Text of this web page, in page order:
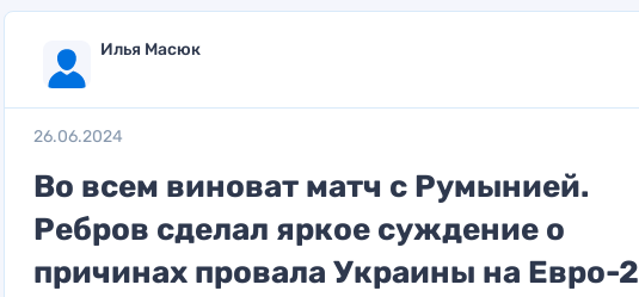
Илья Масюк
26.06.2024
Во всем виноват матч с Румынией.
Ребров сделал яркое суждение о
причинах провала Украины на Евро-